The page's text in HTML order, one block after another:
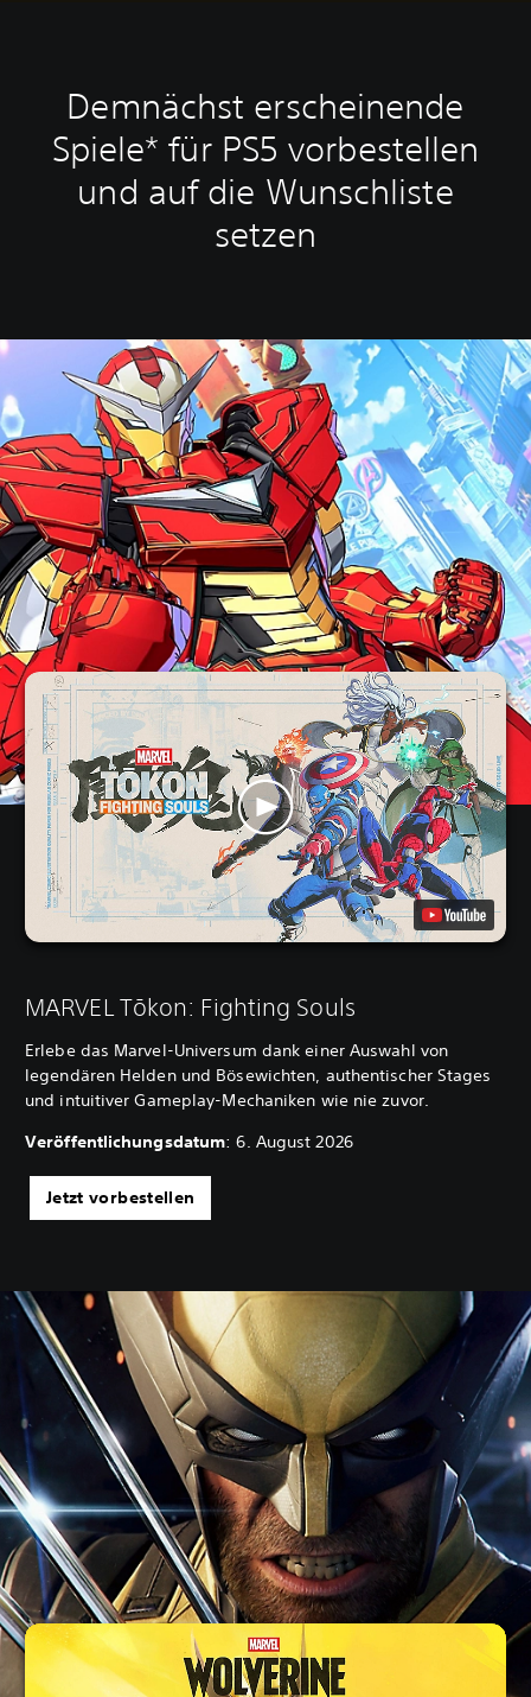
Demnächst erscheinende
Spiele* für PS5 vorbestellen
und auf die Wunschliste
setzen
MARVEL Tōkon: Fighting Souls
Erlebe das Marvel-Universum dank einer Auswahl von
legendären Helden und Bösewichten, authentischer Stages
und intuitiver Gameplay-Mechaniken wie nie zuvor.
Veröffentlichungsdatum: 6. August 2026
Jetzt vorbestellen